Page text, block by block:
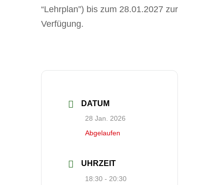
“Lehrplan”) bis zum 28.01.2027 zur
Verfügung.
DATUM
28 Jan. 2026
Abgelaufen
UHRZEIT
18:30 - 20:30